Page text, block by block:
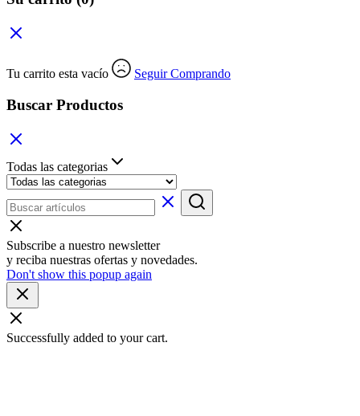
Tu carrito esta vacío Seguir Comprando
Buscar Productos
Todas las categorias
Subscribe a nuestro newsletter
y reciba nuestras ofertas y novedades.
Don't show this popup again
Successfully added to your cart.